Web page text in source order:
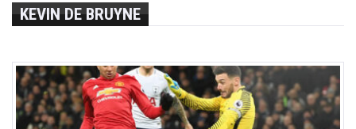
KEVIN DE BRUYNE